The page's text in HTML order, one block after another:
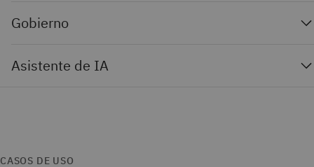
Gobierno
Asistente de IA
CASOS DE USO